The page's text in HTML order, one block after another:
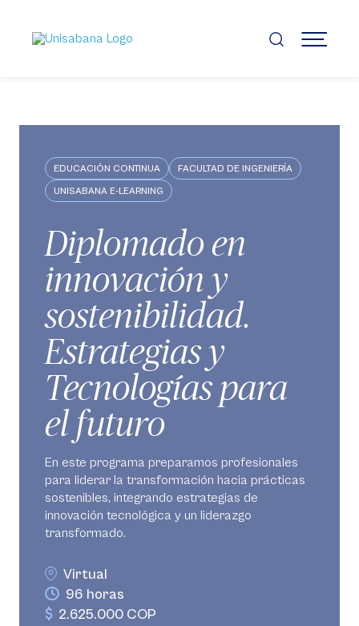
contenido
principal
MENÚ
EDUCACIÓN CONTINUA FACULTAD DE INGENIERÍA
UNISABANA E-LEARNING
Diplomado en
innovación y
sostenibilidad.
Estrategias y
Tecnologías para
el futuro
En este programa preparamos profesionales
para liderar la transformación hacia prácticas
sostenibles, integrando estrategias de
innovación tecnológica y un liderazgo
transformado.
96 horas
Virtual
2.625.000 COP